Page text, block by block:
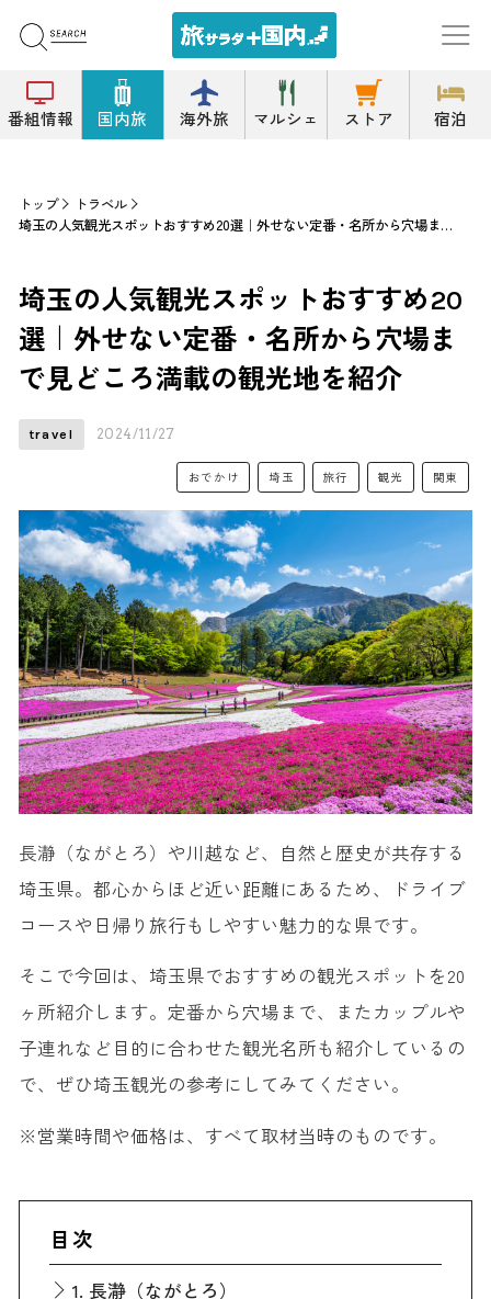
番組情報 国内旅 海外旅 マルシェ ストア 宿泊
トップ
トラベル
埼玉の人気観光スポットおすすめ20選｜外せない定番・名所から穴場まで見どころ満載の観光地を紹介
埼玉の人気観光スポットおすすめ20
選｜外せない定番・名所から穴場ま
で見どころ満載の観光地を紹介
travel 2024/11/27
おでかけ 埼玉 旅行 観光 関東
長瀞（ながとろ）や川越など、自然と歴史が共存する
埼玉県。都心からほど近い距離にあるため、ドライブ
コースや日帰り旅行もしやすい魅力的な県です。
そこで今回は、埼玉県でおすすめの観光スポットを20
ヶ所紹介します。定番から穴場まで、またカップルや
子連れなど目的に合わせた観光名所も紹介しているの
で、ぜひ埼玉観光の参考にしてみてください。
※営業時間や価格は、すべて取材当時のものです。
目次
1. 長瀞（ながとろ）